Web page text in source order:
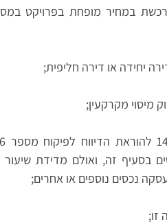
במחיר מופחת בפרויקט
יחידה או דירה חליפית;
בסעיף זה, ואולם מדידת שיעור
נכסים נוספים או אחרים;
זו;